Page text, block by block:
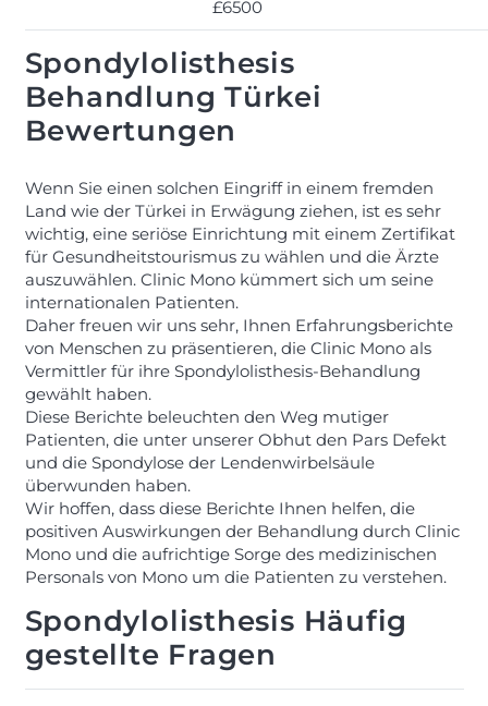
£6500
Spondylolisthesis
Behandlung Türkei
Bewertungen
Wenn Sie einen solchen Eingriff in einem fremden
Land wie der Türkei in Erwägung ziehen, ist es sehr
wichtig, eine seriöse Einrichtung mit einem Zertifikat
für Gesundheitstourismus zu wählen und die Ärzte
auszuwählen. Clinic Mono kümmert sich um seine
internationalen Patienten.
Daher freuen wir uns sehr, Ihnen Erfahrungsberichte
von Menschen zu präsentieren, die Clinic Mono als
Vermittler für ihre Spondylolisthesis-Behandlung
gewählt haben.
Diese Berichte beleuchten den Weg mutiger
Patienten, die unter unserer Obhut den Pars Defekt
und die Spondylose der Lendenwirbelsäule
überwunden haben.
Wir hoffen, dass diese Berichte Ihnen helfen, die
positiven Auswirkungen der Behandlung durch Clinic
Mono und die aufrichtige Sorge des medizinischen
Personals von Mono um die Patienten zu verstehen.
Spondylolisthesis Häufig
gestellte Fragen